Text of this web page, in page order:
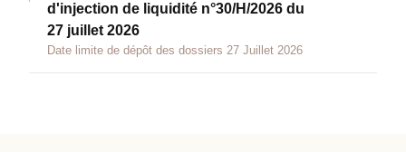
d'injection de liquidité n°30/H/2026 du
27 juillet 2026
Date limite de dépôt des dossiers 27 Juillet 2026